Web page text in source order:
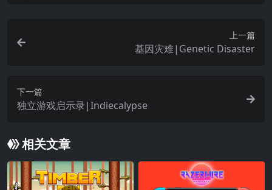
上一篇
基因灾难|Genetic Disaster
下一篇
独立游戏启示录|Indiecalypse
相关文章